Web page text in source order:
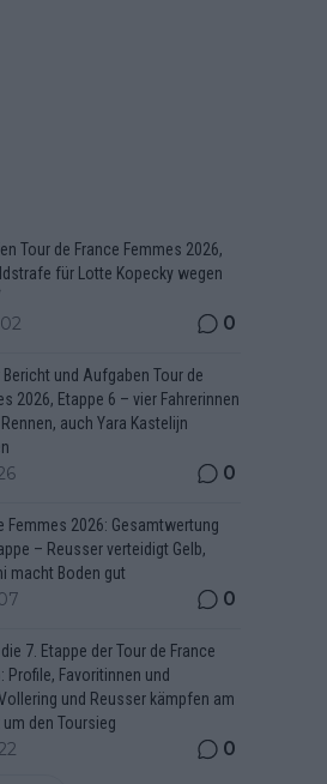
Tour de France Femmes 2026,
für Lotte Kopecky wegen
0
und Aufgaben Tour de
2026, Etappe 6 – vier Fahrerinnen
auch Yara Kastelijn
0
Femmes 2026: Gesamtwertung
– Reusser verteidigt Gelb,
macht Boden gut
0
7. Etappe der Tour de France
Profile, Favoritinnen und
und Reusser kämpfen am
den Toursieg
0